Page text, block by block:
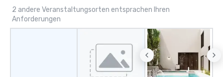
transfers, roadshows, long distance
rides and event transportation
service. Livery solutions, ride
protocols are some of the Limos4
products that bring necessary
flexibility and seamlessness in
2 andere Veranstaltungsorten entsprachen Ihren
Anforderungen